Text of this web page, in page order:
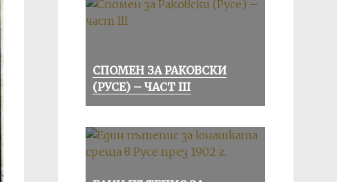
СПОМЕН ЗА РАКОВСКИ
(РУСЕ) – ЧАСТ III